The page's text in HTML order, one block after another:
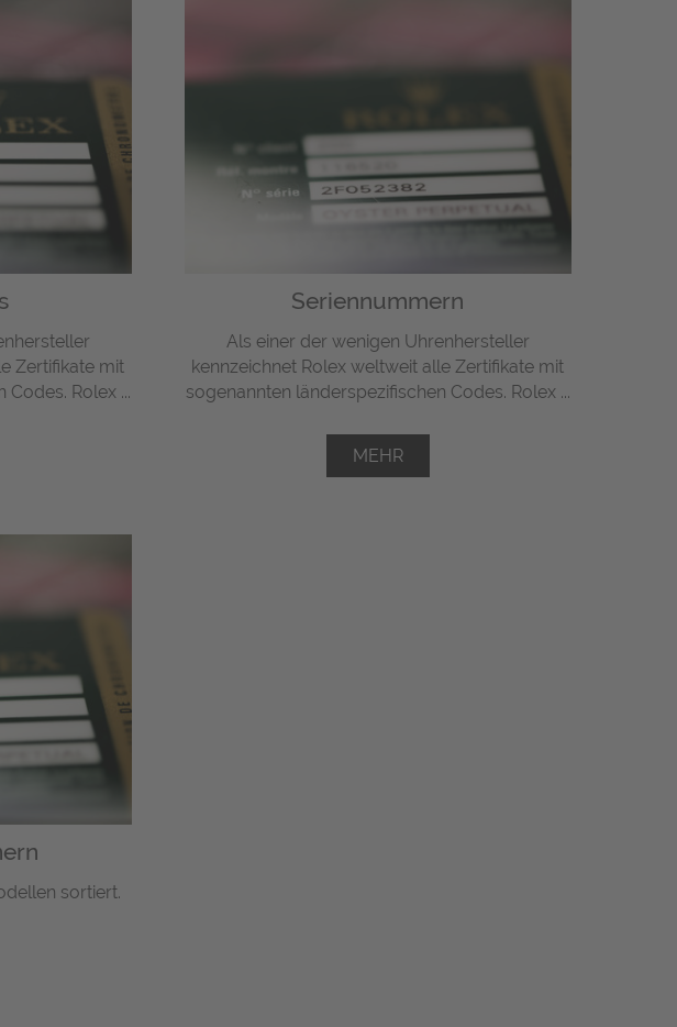
Zertifikate mit
Rolex ...
Seriennummern
Als einer der wenigen Uhrenhersteller
kennzeichnet Rolex weltweit alle Zertifikate mit
sogenannten länderspezifischen Codes. Rolex ...
MEHR
sortiert.